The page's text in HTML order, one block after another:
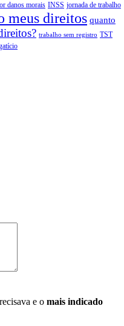
danos morais INSS jornada de trabalho
meus direitos quanto
trabalho sem registro TST
e o mais indicado